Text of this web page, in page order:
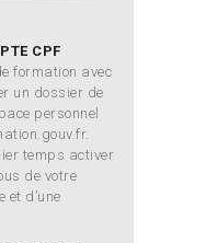
CPF
formation avec
un dossier de
personnel
temps activer
de votre
et d’une